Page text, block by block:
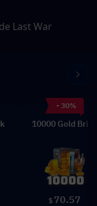
Last War
- 30%
10000 Gold Brick
$ 70.57